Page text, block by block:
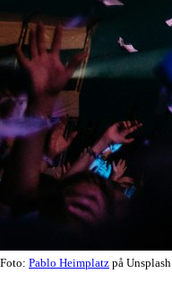
Foto: Pablo Heimplatz på Unsplash